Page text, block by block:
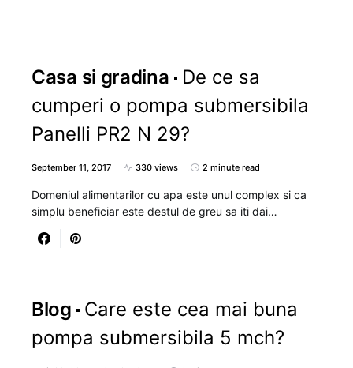
Casa si gradina
De ce sa
cumperi o pompa submersibila
Panelli PR2 N 29?
September 11, 2017 330 views 2 minute read
Domeniul alimentarilor cu apa este unul complex si ca
simplu beneficiar este destul de greu sa iti dai…
Blog
Care este cea mai buna
pompa submersibila 5 mch?